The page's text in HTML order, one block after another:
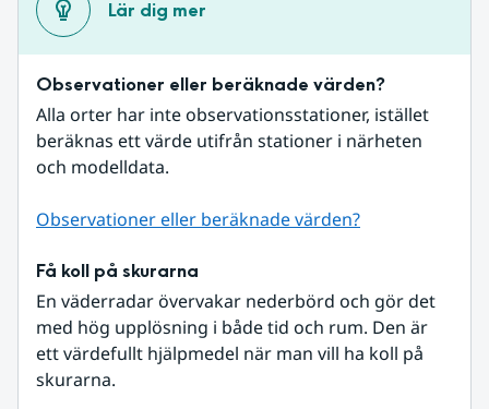
Lär dig mer
Observationer eller beräknade värden?
Alla orter har inte observationsstationer, istället
beräknas ett värde utifrån stationer i närheten
och modelldata.
Observationer eller beräknade värden?
Få koll på skurarna
En väderradar övervakar nederbörd och gör det
med hög upplösning i både tid och rum. Den är
ett värdefullt hjälpmedel när man vill ha koll på
skurarna.